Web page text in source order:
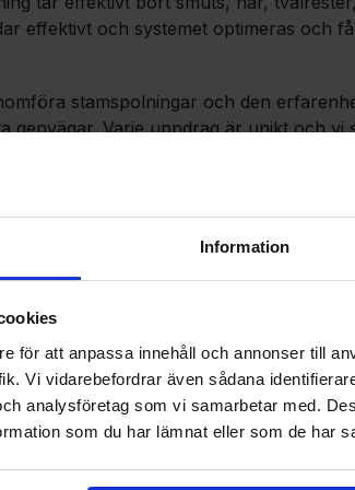
Information
för att anpassa innehåll och annonser till
Vi vidarebefordrar även sådana
analysföretag som vi samarbetar med.
som du har lämnat eller som de har
effektivt och systemet optimeras och
stamspolningar och den
genvägar. Varje uppdrag är unikt och vi
Planeringen är avgörande för hur
given situation - men alltid med ett
sätt att undvika akuta skador. Anlitar du
du genom detta slippa se att rören
investering som lönar sig i längden.